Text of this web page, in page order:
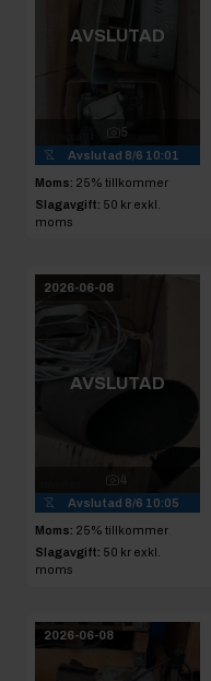
AVSLUTAD
5
Avslutad 8/6 10:01
Moms: 25% tillkommer
Slagavgift: 50 kr exkl.
moms
2026-06-08
AVSLUTAD
4
Avslutad 8/6 10:05
Moms: 25% tillkommer
Slagavgift: 50 kr exkl.
moms
2026-06-08